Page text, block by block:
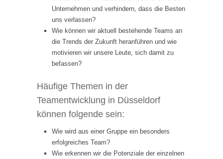
Unternehmen und verhindern, dass die Besten
uns verlassen?
Wie können wir aktuell bestehende Teams an
die Trends der Zukunft heranführen und wie
motivieren wir unsere Leute, sich damit zu
befassen?
Häufige Themen in der
Teamentwicklung in Düsseldorf
können folgende sein:
Wie wird aus einer Gruppe ein besonders
erfolgreiches Team?
Wie erkennen wir die Potenziale der einzelnen